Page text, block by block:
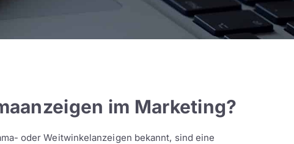
im Marketing?
oder Weitwinkelanzeigen bekannt, sind eine